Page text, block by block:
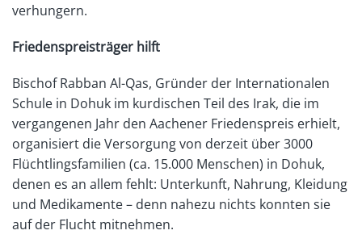
verhungern.
Friedenspreisträger hilft
Bischof Rabban Al-Qas, Gründer der Internationalen
Schule in Dohuk im kurdischen Teil des Irak, die im
vergangenen Jahr den Aachener Friedenspreis erhielt,
organisiert die Versorgung von derzeit über 3000
Flüchtlingsfamilien (ca. 15.000 Menschen) in Dohuk,
denen es an allem fehlt: Unterkunft, Nahrung, Kleidung
und Medikamente – denn nahezu nichts konnten sie
auf der Flucht mitnehmen.